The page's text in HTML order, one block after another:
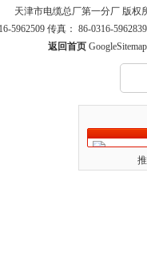
天津市电缆总厂第一分厂 版权
5962509 传真： 86-0316-
返回首页 GoogleSitemap